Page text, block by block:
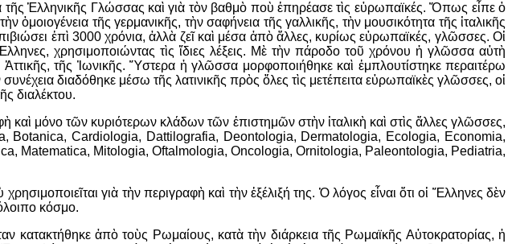
τῆς Ἑλληνικῆς Γλώσσας καὶ γιὰ τὸν βαθμὸ ποὺ ἐπηρέασε τὶς εὐρωπαϊκές. Ὅπως εἶπε ὁ
τῆς γερμανικῆς, τὴν σαφήνεια τῆς γαλλικῆς, τὴν μουσικότητα τῆς ἰταλικῆς
ἐπὶ 3000 χρόνια, ἀλλὰ ζεῖ καὶ μέσα ἀπὸ ἄλλες, κυρίως εὐρωπαϊκές, γλῶσσες. Οἱ
χρησιμοποιώντας τὶς ἴδιες λέξεις. Μὲ τὴν πάροδο τοῦ χρόνου ἡ γλῶσσα αὐτὴ
τῆς Ἰωνικῆς. Ὕστερα ἡ γλῶσσα μορφοποιήθηκε καὶ ἐμπλουτίστηκε περαιτέρω
διαδόθηκε μέσω τῆς λατινικῆς πρὸς ὅλες τὶς μετέπειτα εὐρωπαϊκὲς γλῶσσες, οἱ
διαλέκτου.
καὶ μόνο τῶν κυριότερων κλάδων τῶν ἐπιστημῶν στὴν ἰταλικὴ καὶ στὶς ἄλλες γλῶσσες,
Botanica, Cardiologia, Dattilografia, Deontologia, Dermatologia, Ecologia, Economia,
Matematica, Mitologia, Oftalmologia, Oncologia, Ornitologia, Paleontologia, Pediatria,
γιὰ τὴν περιγραφὴ καὶ τὴν ἐξέλιξή της. Ὁ λόγος εἶναι ὅτι οἱ Ἕλληνες δὲν
κόσμο.
κατακτήθηκε ἀπὸ τοὺς Ρωμαίους, κατὰ τὴν διάρκεια τῆς Ρωμαϊκῆς Αὐτοκρατορίας, ἡ